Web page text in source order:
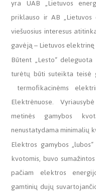
yra UAB „Lietuvos
priklauso ir AB
viešuosius interesus
gavėją – Lietuvos
Būtent „Lesto“
turėtų būti suteikta teisė
termofikacinėms
Elektrėnuose.
metinės gamybos
nenustatydama minimalių
Elektros gamybos
kvotomis, buvo
pačiam elektros
gamtinių dujų